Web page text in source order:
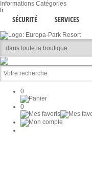
Informations Catégories
fr
SÉCURITÉ SERVICES
0
0